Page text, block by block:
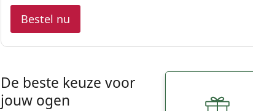
Bestel nu
De beste keuze voor
jouw ogen